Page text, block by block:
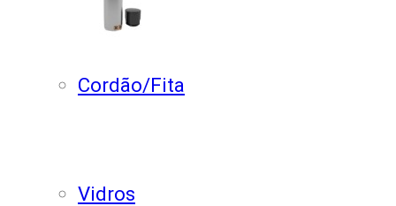
Cordão/Fita
Vidros